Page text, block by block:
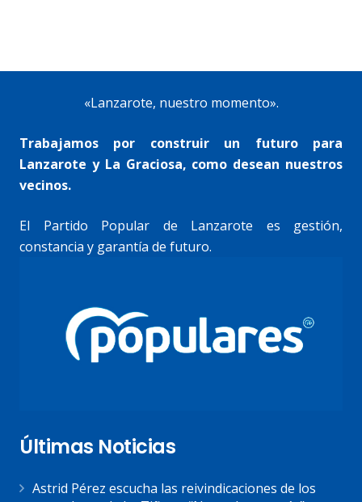
«Lanzarote, nuestro momento».
Trabajamos por construir un futuro para
Lanzarote y La Graciosa, como desean nuestros
vecinos.
El Partido Popular de Lanzarote es gestión,
constancia y garantía de futuro.
Últimas Noticias
Astrid Pérez escucha las reivindicaciones de los